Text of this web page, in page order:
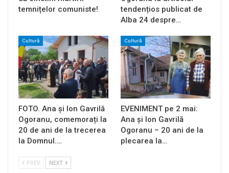
temnițelor comuniste!
tendențios publicat de
Alba 24 despre…
Cultură
FOTO. Ana și Ion Gavrilă
Ogoranu, comemorați la
20 de ani de la trecerea
la Domnul.…
Cultură
EVENIMENT pe 2 mai:
Ana și Ion Gavrilă
Ogoranu – 20 ani de la
plecarea la…
PREV NEXT